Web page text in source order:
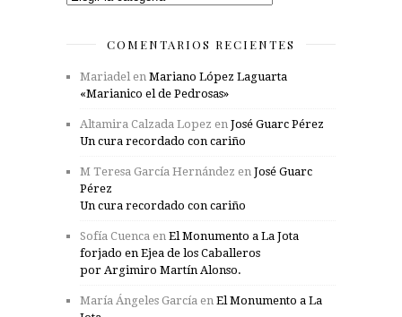
COMENTARIOS RECIENTES
Mariadel en Mariano López Laguarta
«Marianico el de Pedrosas»
Altamira Calzada Lopez en José Guarc Pérez
Un cura recordado con cariño
M Teresa García Hernández en José Guarc
Pérez
Un cura recordado con cariño
Sofía Cuenca en El Monumento a La Jota
forjado en Ejea de los Caballeros
por Argimiro Martín Alonso.
María Ángeles García en El Monumento a La